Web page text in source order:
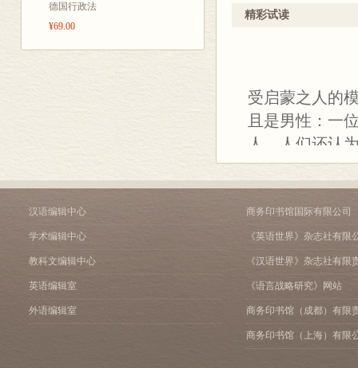
德国行政法
¥69.00
第六章 科学文化
第十一章 幸福
第十二章 从理智到情感
第十三章 自然
第十六章 平民
第十七章 追逐财富
第十九章 进步
第二十章 革命时代：“现
第二十一章 持久的光明？
参考文献
索引
精彩试读
受启蒙之人的
且是男性：一
人。人们还认
些“落选者沙龙
显然，孩子是
为更美好的明
的。并且，人
福音派教育家
而带有一种堕
标”。与这种
粗暴甚至残忍
常被原罪论予
汉语编辑中心
学术编辑中心
教科文编辑中心
英语编辑室
外语编辑室
商务印书馆国际有限公司
《英语世界》杂志社有限
《汉语世界》杂志社有限
《语言战略研究》网站
商务印书馆（成都）有限
商务印书馆（上海）有限